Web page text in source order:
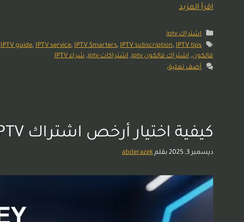
اقرأ المزيد
اشتراك iptv
IPTV guide, IPTV service, IPTV Smarters, IPTV subscription, IPTV tips
فالكون, اشتراك فالكون iptv , اشتراكات iptv , شراء IPTV
أضف تعليق
كيفية اختيار أرخص اشتراك IPTV دون التأثير على الجودة | دليل لايك سات
ديسمبر 3, 2025 بقلم abderazek